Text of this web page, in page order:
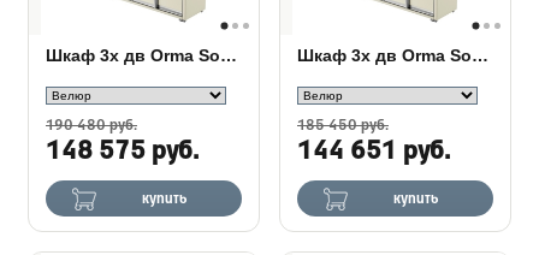
Шкаф 3х дв Orma Soft 2 (3 зеркала)
190 480 руб.
148 575 руб.
купить
Шкаф 3х дв Orma Soft 2 (без зеркал)
185 450 руб.
144 651 руб.
купить